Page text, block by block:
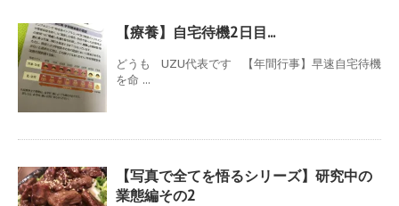
【療養】自宅待機2日目...
どうも UZU代表です 【年間行事】早速自宅待機
を命 ...
【写真で全てを悟るシリーズ】研究中の
業態編その2